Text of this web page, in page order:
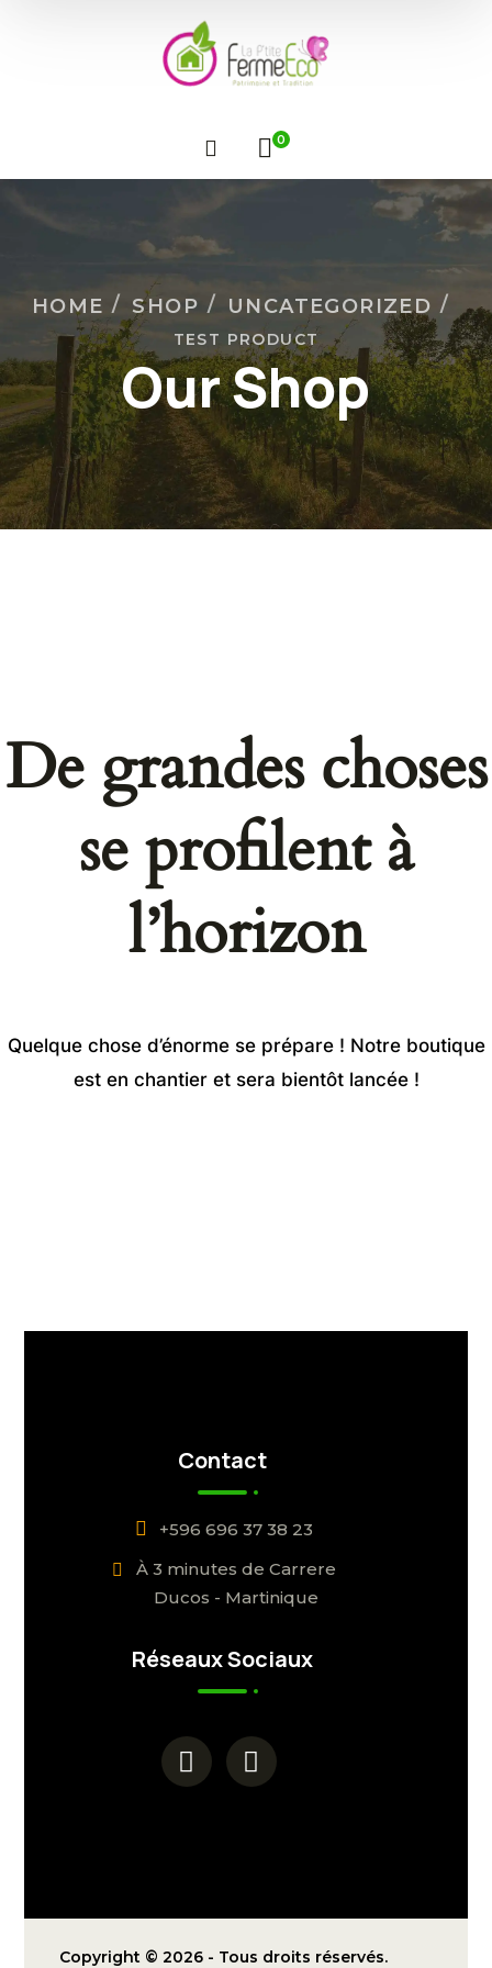
0
Our Shop
HOME SHOP UNCATEGORIZED
TEST PRODUCT
De grandes choses
se profilent à
l’horizon
Quelque chose d’énorme se prépare ! Notre boutique
est en chantier et sera bientôt lancée !
Contact
+596 696 37 38 23
À 3 minutes de Carrere
Ducos - Martinique
Réseaux Sociaux
Copyright © 2026 - Tous droits réservés.